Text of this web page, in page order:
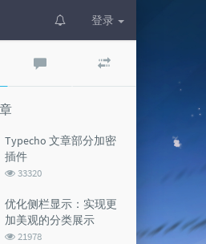
登录
评
文
Typecho 文章部分加密
插件
浏
次
数:
33320
优化侧栏显示：实现更
加美观的分类展示
浏
21978